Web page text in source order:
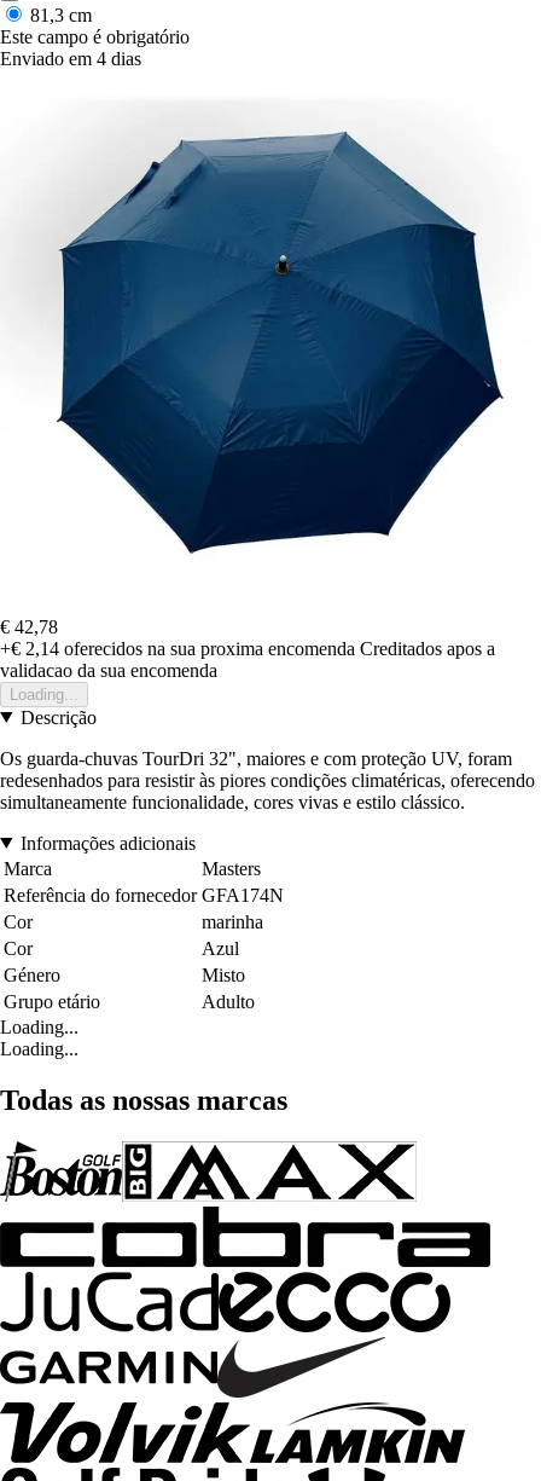
81,3 cm
Este campo é obrigatório
Enviado em 4 dias
€ 42,78
+€ 2,14 oferecidos na sua proxima encomenda Creditados apos a
validacao da sua encomenda
Loading...
Descrição
Os guarda-chuvas TourDri 32", maiores e com proteção UV, foram
redesenhados para resistir às piores condições climatéricas, oferecendo
simultaneamente funcionalidade, cores vivas e estilo clássico.
Informações adicionais
Marca
Masters
Referência do fornecedor GFA174N
Cor
marinha
Cor
Azul
Género
Misto
Grupo etário
Adulto
Loading...
Loading...
Todas as nossas marcas